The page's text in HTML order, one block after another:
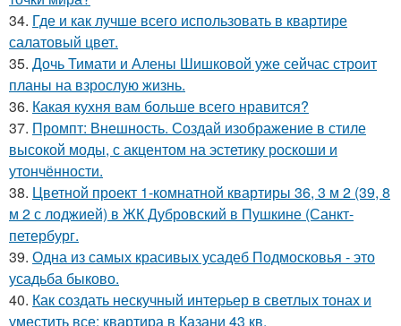
34. Где и как лучше всего использовать в квартире
салатовый цвет.
35. Дочь Тимати и Алены Шишковой уже сейчас строит
планы на взрослую жизнь.
36. Какая кухня вам больше всего нравится?
37. Промпт: Внешность. Создай изображение в стиле
высокой моды, с акцентом на эстетику роскоши и
утончённости.
38. Цветной проект 1-комнатной квартиры 36, 3 м 2 (39, 8
м 2 с лоджией) в ЖК Дубровский в Пушкине (Санкт-
петербург.
39. Одна из самых красивых усадеб Подмосковья - это
усадьба быково.
40. Как создать нескучный интерьер в светлых тонах и
уместить все: квартира в Казани 43 кв.